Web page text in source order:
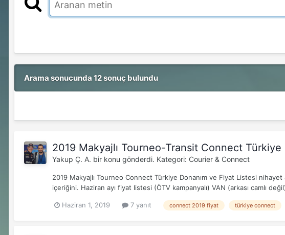
Arama sonucunda 12 sonuç bulundu
2019 Makyajlı Tourneo-Transit Connect Türkiye
Yakup Ç. A. bir konu gönderdi. Kategori: Courier & Connect
2019 Makyajlı Tourneo Connect Türkiye Donanım ve Fiyat Listesi
içeriğini. Haziran ayı fiyat listesi (ÖTV kampanyalı) VAN (arkası camlı
Haziran 1, 2019 7 yanıt connect 2019 fiyat türkiye connect